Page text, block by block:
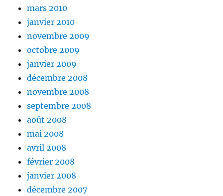
mars 2010
janvier 2010
novembre 2009
octobre 2009
janvier 2009
décembre 2008
novembre 2008
septembre 2008
août 2008
mai 2008
avril 2008
février 2008
janvier 2008
décembre 2007